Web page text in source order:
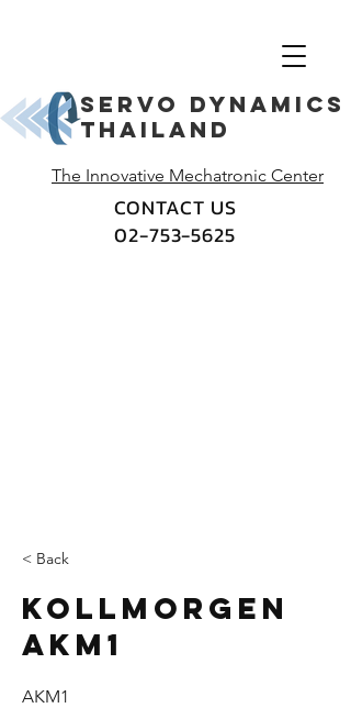
The Innovative Mechatronic Center
CONTACT US
02-753-5625
Servo dynamics
thailand
< Back
Kollmorgen
AKM1
AKM1